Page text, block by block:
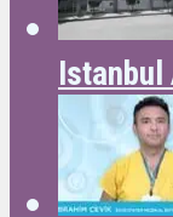
Istanbul